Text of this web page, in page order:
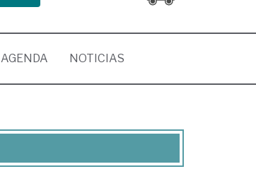
AGENDA NOTICIAS